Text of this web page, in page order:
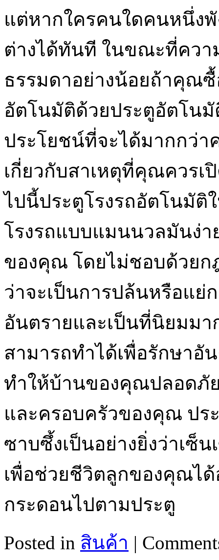
แต่หากใครคนใดคนหนึ่ง
ต่างได้ทันที ในขณะที่ควา
ธรรมดาอย่างน้อยถ้าคุณ
อัตโนมัติด้วยประตูอัตโน
ประโยชน์ที่จะได้มากกว่า
เกี่ยวกับสาเหตุที่คุณควรเ
ไปนี้ประตูโรงรถอัตโนมัติ
โรงรถแบบแมนนวลมันง่า
ของคุณ โดยไม่ชอบด้วยก
ว่าจะเป็นการปล้นหรือแย่
อันตรายและเป็นที่นิยมม
สามารถทำได้เพื่อรักษา
ทำให้บ้านของคุณปลอดภั
และครอบครัวของคุณ ปร
ซาบซึ้งเป็นอย่างยิ่งว่าเซ็
เพื่อช่วยชีวิตลูกของคุณได้
กระดอนไปตามประตู
Posted in สินค้า |